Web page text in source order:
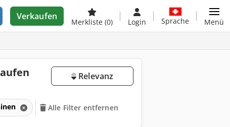
Verkaufen
Merkliste (0) Login Sprache Menü
Relevanz
Alle Filter entfernen